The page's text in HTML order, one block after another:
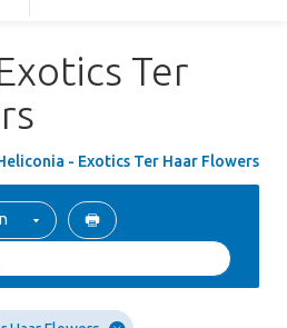
Ter
- Exotics Ter Haar Flowers